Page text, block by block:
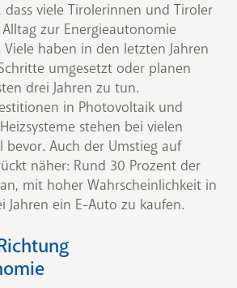
dass viele Tirolerinnen und Tiroler
zur Energieautonomie
haben in den letzten Jahren
umgesetzt oder planen
drei Jahren zu tun.
in Photovoltaik und
stehen bei vielen
bevor. Auch der Umstieg auf
näher: Rund 30 Prozent der
mit hoher Wahrscheinlichkeit in
Jahren ein E-Auto zu kaufen.